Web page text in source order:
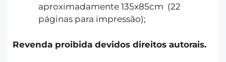
aproximadamente 135x85cm (22
páginas para impressão);
Revenda proibida devidos direitos autorais.